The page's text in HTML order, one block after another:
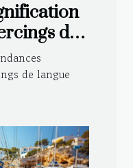
de
de langue